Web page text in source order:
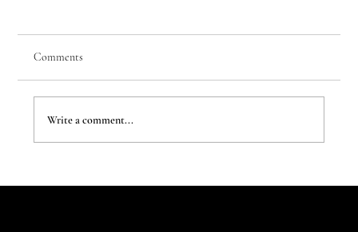
The Evergreen Sindroms by Hej Studio
Comments
Write a comment...